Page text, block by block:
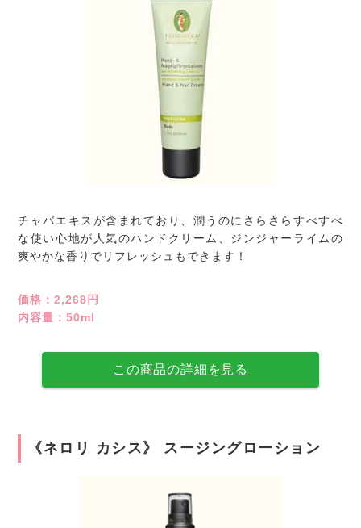
チャバエキスが含まれており、潤うのにさらさらすべすべ
な使い心地が人気のハンドクリーム、ジンジャーライムの
爽やかな香りでリフレッシュもできます！
価格：2,268円
内容量：50ml
この商品の詳細を見る
《ネロリ カシス》 スージングローション